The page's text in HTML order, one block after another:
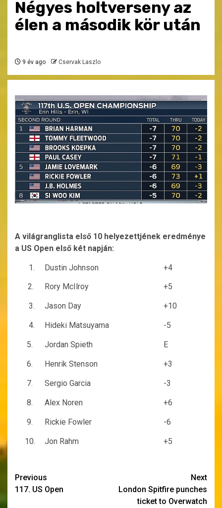
Négyes holtverseny az
élen a második kör után
9 év ago Cservak Laszlo
A világranglista első 10 helyezettjének eredménye
a US Open első két napján:
1. Dustin Johnson
+4
2.
Rory McIlroy +5
3. Jason Day +10
4. Hideki Matsuyama -5
5. Jordan Spieth E
6. Henrik Stenson +3
7. Sergio Garcia -3
8. Alex Noren +6
9. Rickie Fowler -6
10. Jon Rahm +5
Post
navigation
Previous
117. US Open
Next
London Spitfire punches
ticket to Overwatch